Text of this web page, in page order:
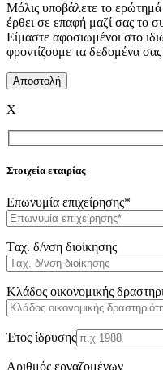
Μόλις υποβάλετε το
έρθει σε επαφή μαζί σας το
Είμαστε αφοσιωμένοι στο
φροντίζουμε τα δεδομένα
X
Στοιχεία εταιρίας
Επωνυμία επιχείρησης*
Tαχ. δ/νση διοίκησης
Κλάδος οικονομικής
Έτος ίδρυσης
Αριθμός εργαζομένων